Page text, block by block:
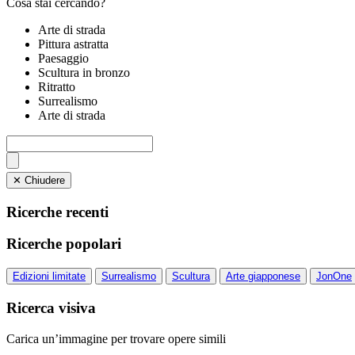
Cosa stai cercando?
Arte di strada
Pittura astratta
Paesaggio
Scultura in bronzo
Ritratto
Surrealismo
Arte di strada
✕ Chiudere
Ricerche recenti
Ricerche popolari
Edizioni limitate Surrealismo Scultura Arte giapponese JonOne
Ricerca visiva
Carica un’immagine per trovare opere simili